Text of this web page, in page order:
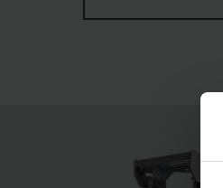
Arbeiten ausgelegt: